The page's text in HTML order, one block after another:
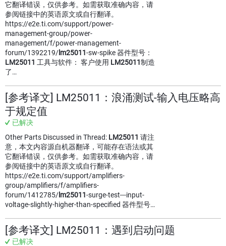
它翻译错误，仅供参考。如需获取准确内容，请
参阅链接中的英语原文或自行翻译。
https://e2e.ti.com/support/power-
management-group/power-
management/f/power-management-
forum/1392219/ lm25011-sw-spike 器件型号：
LM25011 工具与软件： 客户使用 LM25011制造
了…
[参考译文] LM25011：浪涌测试-输入电压略高
于规定值
已解决
Other Parts Discussed in Thread: LM25011 请注
意，本文内容源自机器翻译，可能存在语法或其
它翻译错误，仅供参考。如需获取准确内容，请
参阅链接中的英语原文或自行翻译。
https://e2e.ti.com/support/amplifiers-
group/amplifiers/f/amplifiers-
forum/1412785/ lm25011-surge-test---input-
voltage-slightly-higher-than-specified 器件型号…
[参考译文] LM25011：遇到启动问题
已解决